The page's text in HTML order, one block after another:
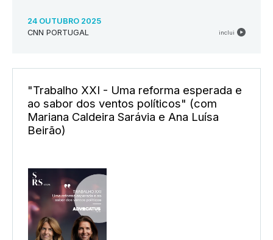
24 OUTUBRO 2025
CNN PORTUGAL
inclui
"Trabalho XXI - Uma reforma esperada e
ao sabor dos ventos políticos" (com
Mariana Caldeira Sarávia e Ana Luísa
Beirão)